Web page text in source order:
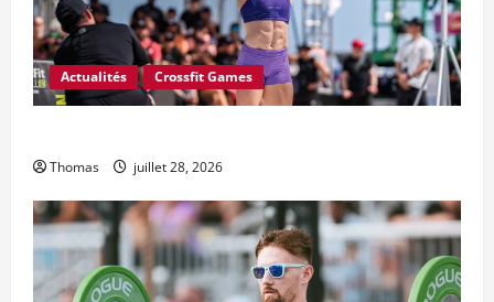
Actualités Crossfit Games
Thomas juillet 28, 2026